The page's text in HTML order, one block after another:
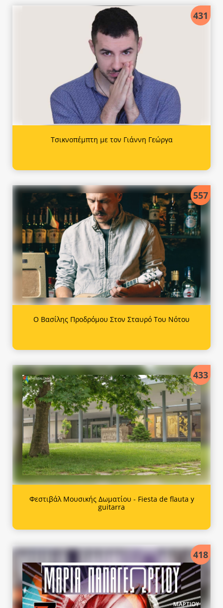
431
Τσικνοπέμπτη με τον Γιάννη Γεώργα
557
Ο Βασίλης Προδρόμου Στον Σταυρό Του Νότου
433
Φεστιβάλ Μουσικής Δωματίου - Fiesta de flauta y
guitarra
418